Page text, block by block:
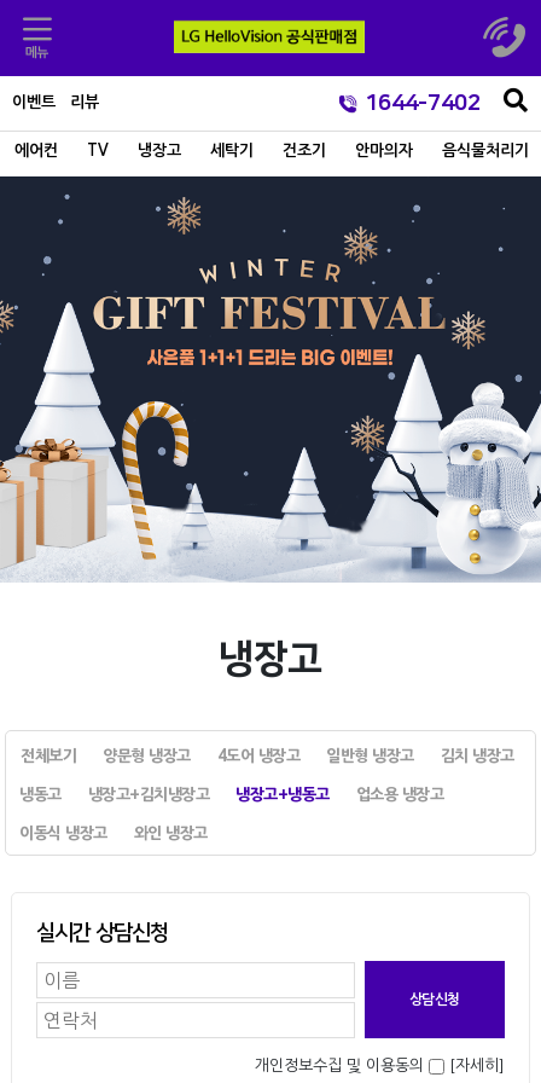
이벤트 리뷰 1644-7402
에어컨 TV 냉장고 세탁기 건조기 안마의자 음식물처리기
냉장고
전체보기 양문형 냉장고 4도어 냉장고 일반형 냉장고 김치 냉장고
냉동고 냉장고+김치냉장고 냉장고+냉동고 업소용 냉장고
이동식 냉장고 와인 냉장고
실시간 상담신청
개인정보수집 및 이용동의 [자세히]